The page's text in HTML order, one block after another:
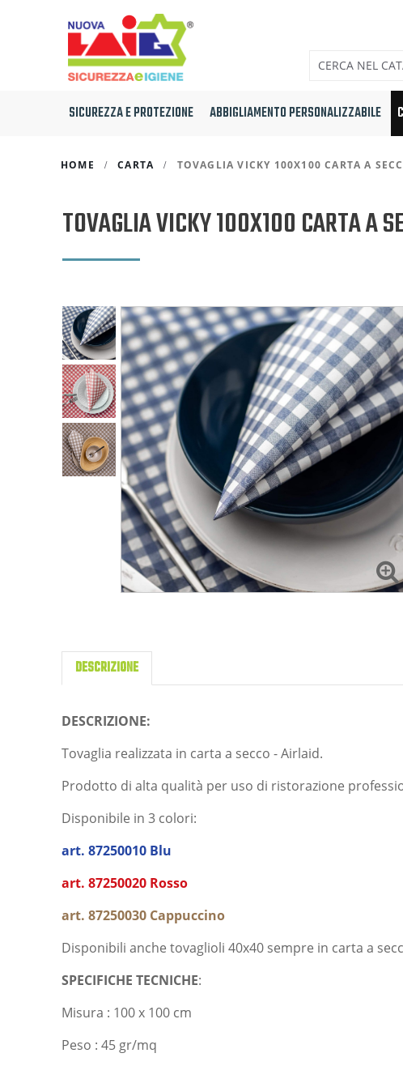
SICUREZZA E PROTEZIONE ABBIGLIAMENTO PERSONALIZZABILE
HOME CARTA TOVAGLIA VICKY 100X100 CARTA A
TOVAGLIA VICKY 100X100 CARTA A
DESCRIZIONE
DESCRIZIONE:
Tovaglia realizzata in carta a secco - Airlaid.
Prodotto di alta qualità per uso di ristorazione
Disponibile in 3 colori:
art. 87250010 Blu
art. 87250020 Rosso
art. 87250030 Cappuccino
Disponibili anche tovaglioli 40x40 sempre in carta a
SPECIFICHE TECNICHE:
Misura : 100 x 100 cm
Peso : 45 gr/mq